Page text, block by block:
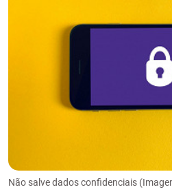
Não salve dados confidenciais